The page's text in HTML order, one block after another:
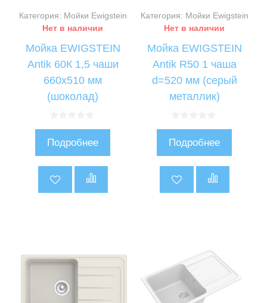
Категория: Мойки Ewigstein
Нет в наличии
Мойка EWIGSTEIN
Antik 60К 1,5 чаши
660х510 мм
(шоколад)
0
з
Подробнее
Категория: Мойки Ewigstein
Нет в наличии
Мойка EWIGSTEIN
Antik R50 1 чаша
d=520 мм (серый
металлик)
0
з
Подробнее